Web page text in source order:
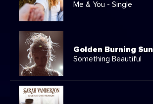
Me & You - Single
Golden Burning Sun
Something Beautiful